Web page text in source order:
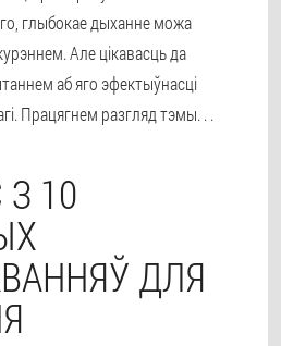
глыбокае дыханне можа
Але цікавасць да
аб яго эфектыўнасці
Працягнем разгляд тэмы. . .
10
ДЛЯ